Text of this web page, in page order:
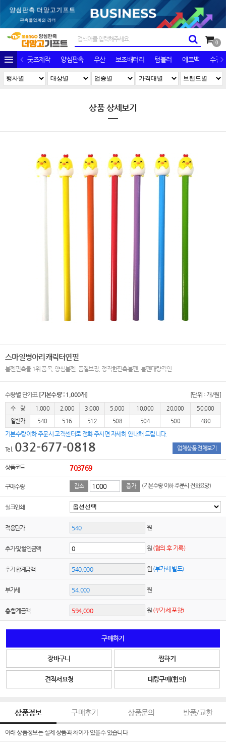
0
굿즈제작 양심판촉 우산 보조배터리 텀블러 에코백 수건/
상품 상세보기
스마일병아리캐릭터연필
볼펜판촉물 1위 품목, 양심볼펜, 품질보장, 정직한판촉볼펜, 볼펜대량각인
수량별 단가표 [기본수량 : 1,000개] [단위 : 개/원]
수 량 1,000 2,000 3,000 5,000 10,000 20,000
50,000
일반가
540 516 512 508 504 500 480
기본수량이하 주문시 고객센터로 전화 주시면 자세히 안내해 드립니다.
Tel. 032-677-0818 업체상품 전체보기
상품코드 703769
구매수량 감소 증가 (기본수량 이하 주문시 전화요망)
실크인쇄
적용단가 원
추가 및 할인금액 원 (협의 후 기록)
추가 합계금액 원 (부가세 별도)
부가세 원
총 합계금액 원 (부가세 포함)
구매하기
장바구니 찜하기
견적서요청 대량구매(협의)
상품정보 구매후기 상품문의 반품/교환
아래 상품정보는 실제 상품과 차이가 있을수 있습니다